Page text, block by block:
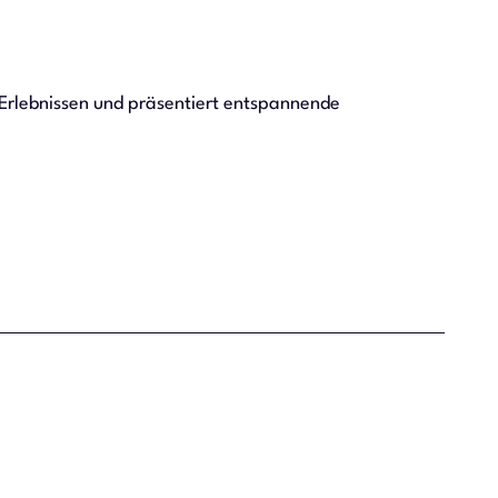
und präsentiert entspannende